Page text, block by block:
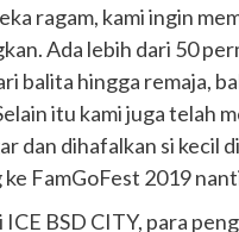
ragam, kami ingin
Ada lebih dari 50
balita hingga remaja,
itu kami juga telah
dan dihafalkan si kecil
FamGoFest 2019
ICE BSD CITY, para